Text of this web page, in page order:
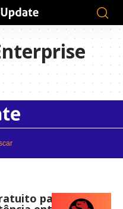
para